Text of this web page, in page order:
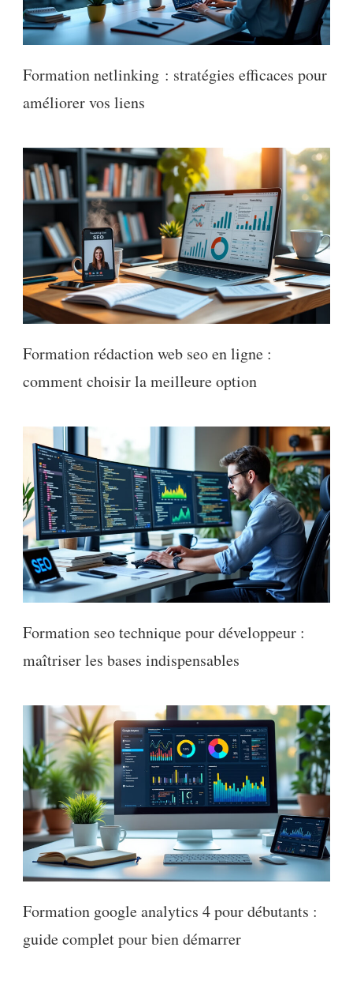
Formation netlinking : stratégies efficaces pour
améliorer vos liens
Formation rédaction web seo en ligne :
comment choisir la meilleure option
Formation seo technique pour développeur :
maîtriser les bases indispensables
Formation google analytics 4 pour débutants :
guide complet pour bien démarrer